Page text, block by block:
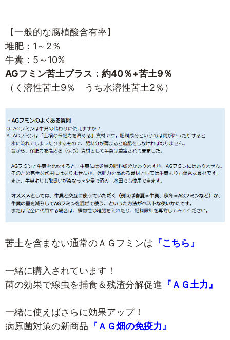
【一般的な腐植酸含有率】
堆肥：1～2％
牛糞：5～10%
AGフミン苦土プラス：約40％+苦土9％
（く溶性苦土9％ うち水溶性苦土2％）
苦土を含まない通常のＡＧフミンは 『こちら』
一緒に購入されています！
菌の効果で線虫を捕食＆残渣分解促進 『ＡＧ土力』
一緒に使えばさらに効果アップ！
病原菌対策の新商品 『ＡＧ畑の免疫力』